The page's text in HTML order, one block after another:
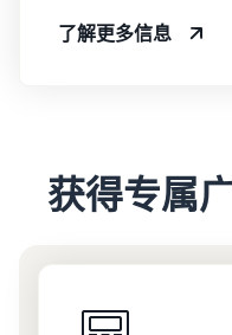
了解更多信息
获得专属